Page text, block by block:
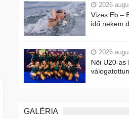
2026
Vizes Eb –
idő nekem
2026
Női U20-as
GALÉRIA